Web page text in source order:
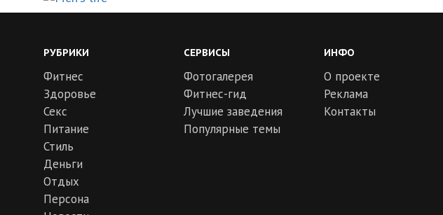
РУБРИКИ
Фитнес
Здоровье
Секс
Питание
Стиль
Деньги
Отдых
Персона
СЕРВИСЫ
Фотогалерея
Фитнес-гид
Лучшие заведения
Популярные темы
ИНФО
О проекте
Реклама
Контакты